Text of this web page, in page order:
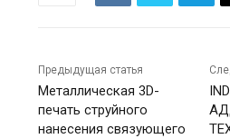
Предыдущая статья
Металлическая 3D-
печать струйного
нанесения связующего